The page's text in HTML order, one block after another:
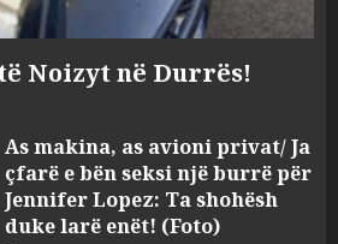
Noizyt në Durrës!
As makina, as avioni privat/ Ja
çfarë e bën seksi një burrë për
Jennifer Lopez: Ta shohësh
duke larë enët! (Foto)